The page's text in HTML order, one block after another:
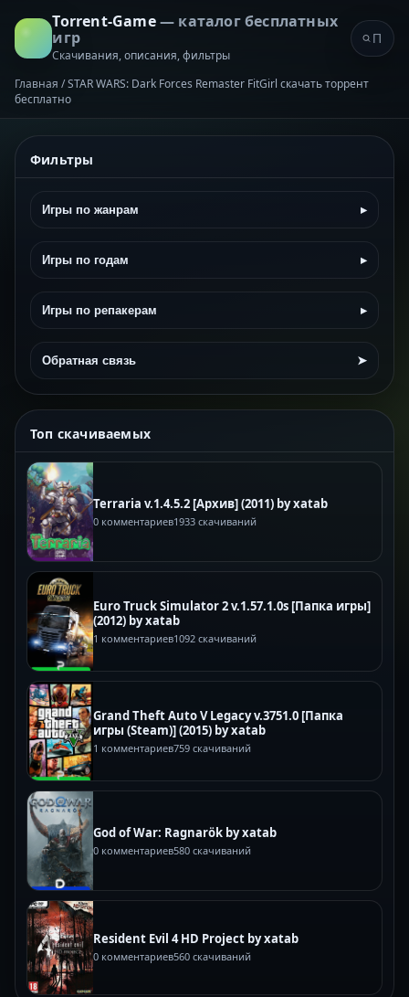
Torrent-Game— каталог бесплатных
игр
Скачивания, описания, фильтры
Главная /STAR WARS: Dark Forces Remaster FitGirl скачать торрент
бесплатно
Фильтры
Игры по жанрам ▸
Игры по годам ▸
Игры по репакерам ▸
Обратная связь ➤
Топ скачиваемых
Terraria v.1.4.5.2 [Архив] (2011) by xatab
0 комментариев1933 скачиваний
Euro Truck Simulator 2 v.1.57.1.0s [Папка игры]
(2012) by xatab
1 комментариев1092 скачиваний
Grand Theft Auto V Legacy v.3751.0 [Папка
игры (Steam)] (2015) by xatab
1 комментариев759 скачиваний
God of War: Ragnarök by xatab
0 комментариев580 скачиваний
Resident Evil 4 HD Project by xatab
0 комментариев560 скачиваний